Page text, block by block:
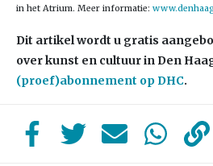
in het Atrium. Meer informatie:
Dit artikel wordt u gratis
over kunst en cultuur in Den
(proef)abonnement op DHC.